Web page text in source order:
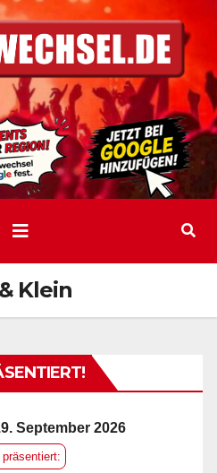
Klein
September 2026